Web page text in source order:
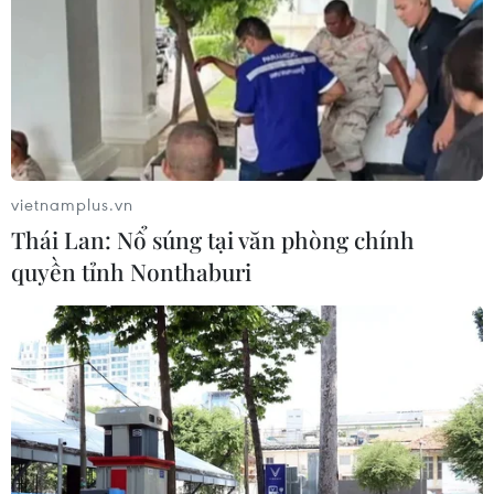
Mỹ hoàn trả khoảng 100 tỷ USD thuế
quan sau phán quyết của Tòa án Tối
05/08/2026 22:58
CƠ QUAN CHỦ QUẢN: THÔNG TẤN XÃ VIỆT NAM
Tổng Biên tập: TRẦN TIẾN DUẨN
Phó Tổng Biên tập: NGUYỄN THỊ TÁM, KHÚC THANH
THỦY
vietnamplus.vn
Thái Lan: Nổ súng tại văn phòng chính
quyền tỉnh Nonthaburi